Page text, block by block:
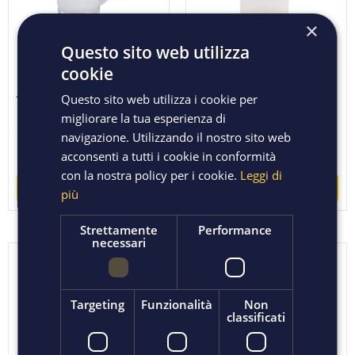
ACCESSORI BAGNO
LINEA FACILE PORTA
SPAZZOLINI CROMO
7,42 € Regular
price
9,89 €
ACQUISTA
ACCESSORI BAGNO
RICAMBIO BICCHIERE
33,67 € Regular
price
44,90 €
ACQUISTA
-25%
×
Questo sito web utilizza
cookie
Questo sito web utilizza i cookie per
migliorare la tua esperienza di
navigazione. Utilizzando il nostro sito web
acconsenti a tutti i cookie in conformità
con la nostra policy per i cookie. Leggi di
più
Strettamente
necessari
Performance
Targeting Funzionalità
Non
classificati